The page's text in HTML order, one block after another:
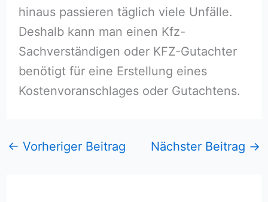
hinaus passieren täglich viele Unfälle.
Deshalb kann man einen Kfz-
Sachverständigen oder KFZ-Gutachter
benötigt für eine Erstellung eines
Kostenvoranschlages oder Gutachtens.
← Vorheriger Beitrag Nächster Beitrag →